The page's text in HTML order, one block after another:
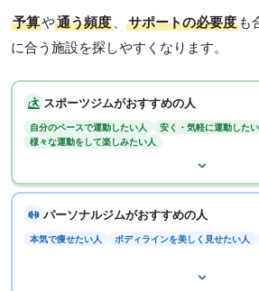
予算や通う頻度 、 サポートの必要度 も
に合う施設を探しやすくなります。
スポーツジムがおすすめの人
自分のペースで運動したい人
安く・気軽に運動した
様々な運動をして楽しみたい人
パーソナルジムがおすすめの人
本気で痩せたい人 ボディラインを美しく見せたい人